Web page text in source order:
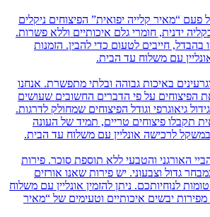
“מאיר קלייה יפואית” הפיצוחים ניקלים
ידנית, חומרי גלם איכותיים וללא פשרות.
בהבדל, חייבים לטעום כדי להבין. הזמנות
עם משלוח עד הבית.
באיכות גבוהה ובלתי מתפשרת. אנחנו
הפיצוחים על פי הדברים החשובים שעושים
גיאוגרפי וגודל הפיצוחים שמחולק לדרגות.
תקבלו פיצוחים טריים, תמיד של העונה
במשקל לרכישה אונליין עם משלוח עד הבית.
האורגני והטבעי ללא תוספת סוכר. פירות
גדול וצבעוני. יש פירות שאנו אורזים
לנוחיותכם. ניתן להזמין אונליין עם משלוח
מפירות יבשים איכותיים וטעימים של “מאיר